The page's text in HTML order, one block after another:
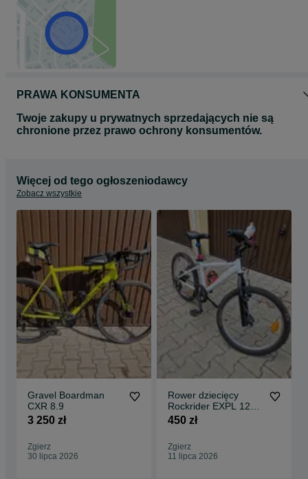
PRAWA KONSUMENTA
Twoje zakupy u prywatnych sprzedających nie są
chronione przez prawo ochrony konsumentów.
Więcej od tego ogłoszeniodawcy
Zobacz wszystkie
Gravel Boardman
CXR 8.9
3 250 zł
Zgierz
30 lipca 2026
Rower dziecięcy
Rockrider EXPL 120
20" Super stan
450 zł
Zgierz
11 lipca 2026